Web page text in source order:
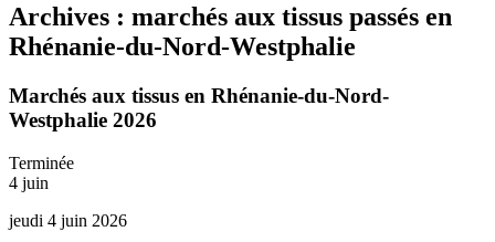
Archives : marchés aux tissus passés en
Rhénanie-du-Nord-Westphalie
Marchés aux tissus en Rhénanie-du-Nord-
Westphalie 2026
Terminée
4 juin
jeudi 4 juin 2026